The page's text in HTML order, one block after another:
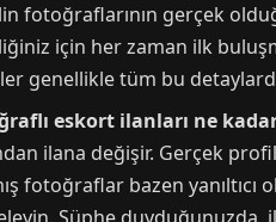
fotoğraflarının gerçek
için her zaman ilk
genellikle tüm bu
eskort ilanları ne
ilana değişir. Gerçek
fotoğraflar bazen